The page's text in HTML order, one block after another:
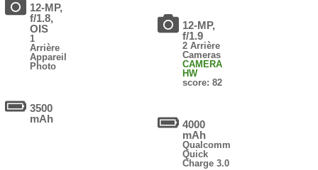
12-MP,
f/1.8,
OIS
1
Arrière
Appareil
Photo
3500
mAh
12-MP,
f/1.9
2 Arrière
Cameras
CAMERA
HW
score: 82
4000
mAh
Qualcomm
Quick
Charge 3.0